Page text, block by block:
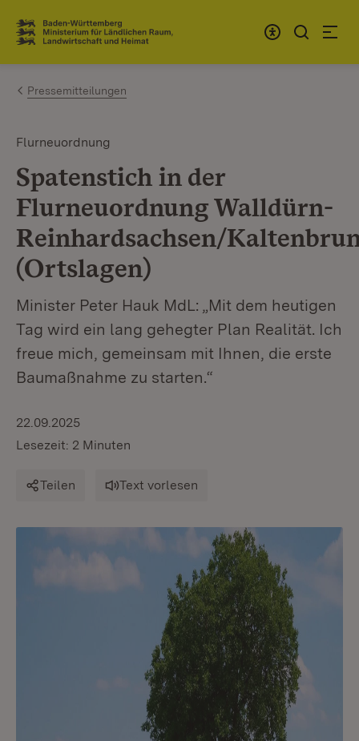
Zum Inhalt springen
Link zur Startseite
Pressemitteilungen
Flurneuordnung
Spatenstich in der
Flurneuordnung Walldürn-
Reinhardsachsen/
(Ortslagen)
Minister Peter Hauk MdL: „Mit dem heutigen
Tag wird ein lang gehegter Plan Realität. Ich
freue mich, gemeinsam mit Ihnen, die erste
Baumaßnahme zu starten.“
22.09.2025
Lesezeit: 2 Minuten
Teilen Text vorlesen